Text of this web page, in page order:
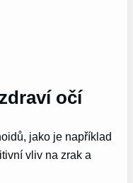
očí
jako je například
vliv na zrak a